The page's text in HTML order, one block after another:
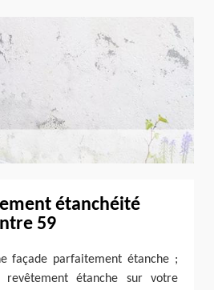
étanchéité
59
façade parfaitement étanche ;
revêtement étanche sur votre